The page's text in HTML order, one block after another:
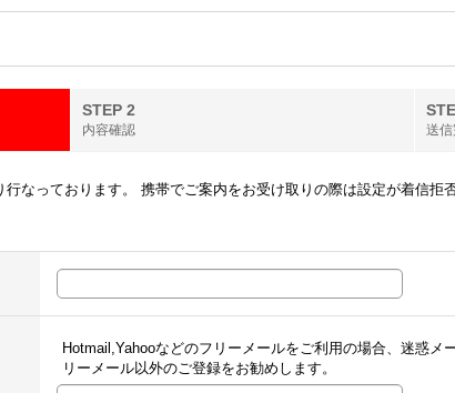
STEP 2
内容確認 送信
なっております。 携帯でご案内をお受け取りの際は設定が着信拒
Hotmail,Yahooなどのフリーメールをご利用の場合、迷惑メ
リーメール以外のご登録をお勧めします。